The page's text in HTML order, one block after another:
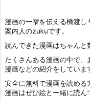
漫画の一雫を伝える橋渡
案内人のzukuです。
読んできた漫画はちゃんと
たくさんある漫画の中で
漫画などの紹介をしていま
安全に無料で漫画を読め
漫画はぜひ絵と一緒に読ん